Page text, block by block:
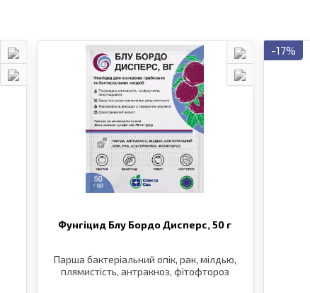
Фунгіцид Блу Бордо Дисперс,50 г
Парша бактеріальний опік, рак, мілдью,
плямистість, антракноз, фітофтороз
-17%